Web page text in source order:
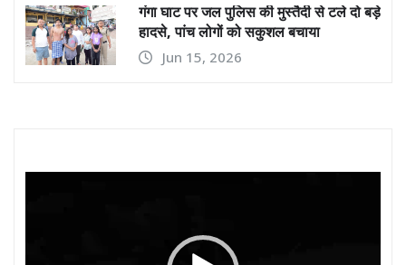
गंगा घाट पर जल पुलिस की मुस्तैदी से टले दो बड़े
हादसे, पांच लोगों को सकुशल बचाया
Jun 15, 2026